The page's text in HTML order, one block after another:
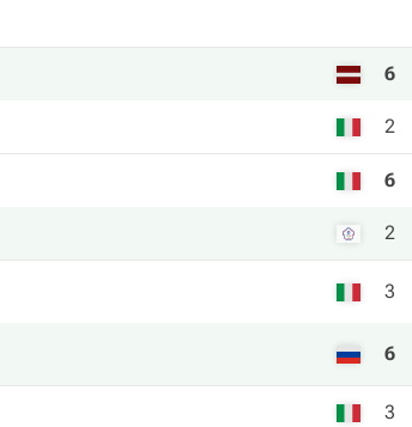
6
2
6
2
3
6
3